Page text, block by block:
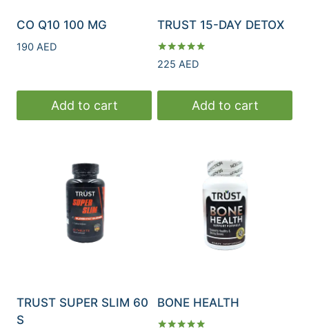
CO Q10 100 MG
190 AED
Add to cart
TRUST 15-DAY DETOX
Rated
5.00
225 AED
Add to cart
TRUST SUPER SLIM 60
S
BONE HEALTH